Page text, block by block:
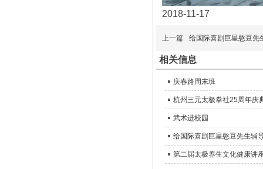
2018-11-17
上一篇 给国际喜剧巨星憨豆先
相关信息
庆春路周末班
杭州三元太极拳社25周年庆
武术进校园
给国际喜剧巨星憨豆先生辅
第二届太极养生文化健康讲